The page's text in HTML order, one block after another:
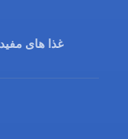
غذا های